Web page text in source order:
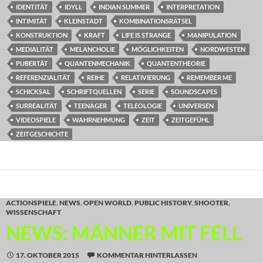
IDENTITÄT
IDYLL INDIAN SUMMER
INTERPRETATION
INTIMITÄT
KLEINSTADT
KOMBINATIONSRÄTSEL
KONSTRUKTION
KRAFT LIFE IS STRANGE
MANIPULATION
MEDIALITÄT
MELANCHOLIE MÖGLICHKEITEN
NORDWESTEN
PUBERTÄT
QUANTENMECHANIK
QUANTENTHEORIE
REFERENZIALITÄT
REIHE RELATIVIERUNG
REMEMBER ME
SCHICKSAL
SCHRIFTQUELLEN SERIE
SOUNDSCAPES
SURREALITÄT
TEENAGER TELEOLOGIE
UNIVERSEN
VIDEOSPIELE
WAHRNEHMUNG ZEIT
ZEITGEFÜHL
ZEITGESCHICHTE
ACTIONSPIELE, NEWS, OPEN WORLD, PUBLIC HISTORY, SHOOTER,
WISSENSCHAFT
NEWS: MÄNNER MIT FELL
17. OKTOBER 2015 KOMMENTAR HINTERLASSEN